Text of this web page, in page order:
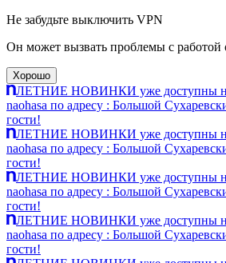
Не забудьте выключить VPN
Он может вызвать проблемы с работой
Хорошо
ЛЕТНИЕ НОВИНКИ уже доступны на
naohasa по адресу : Большой
гости!
ЛЕТНИЕ НОВИНКИ уже доступны на
naohasa по адресу : Большой
гости!
ЛЕТНИЕ НОВИНКИ уже доступны на
naohasa по адресу : Большой
гости!
ЛЕТНИЕ НОВИНКИ уже доступны на
naohasa по адресу : Большой
гости!